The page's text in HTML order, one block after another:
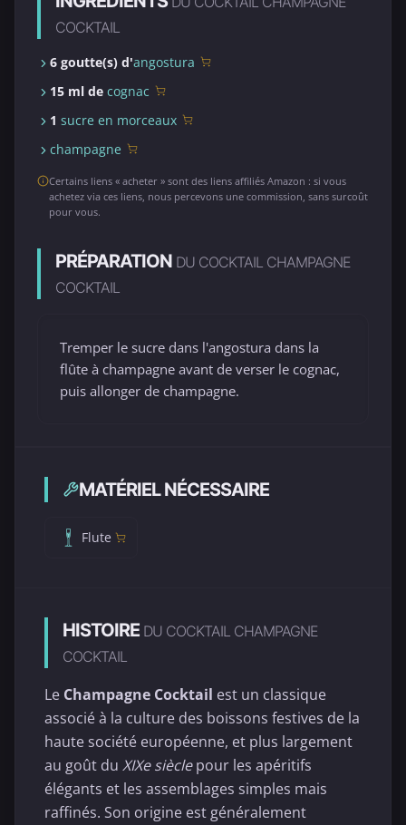
COCKTAIL
6 goutte(s) d'angostura
15 ml de cognac
1 sucre en morceaux
champagne
Certains liens « acheter » sont des liens affiliés Amazon : si vous
achetez via ces liens, nous percevons une commission, sans surcoût
pour vous.
PRÉPARATION DU COCKTAIL CHAMPAGNE
COCKTAIL
Tremper le sucre dans l'angostura dans la
flûte à champagne avant de verser le cognac,
puis allonger de champagne.
MATÉRIEL NÉCESSAIRE
Flute
HISTOIRE DU COCKTAIL CHAMPAGNE
COCKTAIL
Le Champagne Cocktail est un classique
associé à la culture des boissons festives de la
haute société européenne, et plus largement
au goût du XIXe sièclepour les apéritifs
élégants et les assemblages simples mais
raffinés. Son origine est généralement